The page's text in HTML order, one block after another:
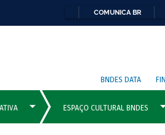
COMUNICA BR
BNDES DATA